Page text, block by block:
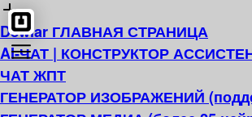
Dewiar ГЛАВНАЯ СТРАНИЦА
AI-ЧАТ | КОНСТРУКТОР
ЧАТ ЖПТ
ГЕНЕРАТОР ИЗОБРАЖЕНИЙ